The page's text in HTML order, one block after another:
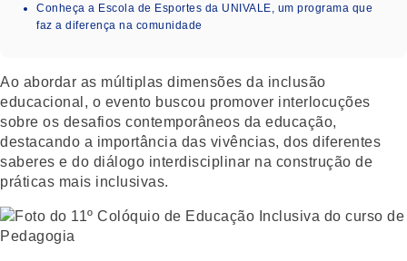
Conheça a Escola de Esportes da UNIVALE, um programa que
faz a diferença na comunidade
Ao abordar as múltiplas dimensões da inclusão
educacional, o evento buscou promover interlocuções
sobre os desafios contemporâneos da educação,
destacando a importância das vivências, dos diferentes
saberes e do diálogo interdisciplinar na construção de
práticas mais inclusivas.